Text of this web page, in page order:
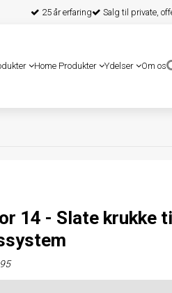
25 år erfaring Salg til private,
Home Produkter Ydelser Om os
14 - Slate krukke